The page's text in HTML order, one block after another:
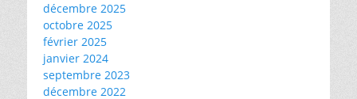
décembre 2025
octobre 2025
février 2025
janvier 2024
septembre 2023
décembre 2022